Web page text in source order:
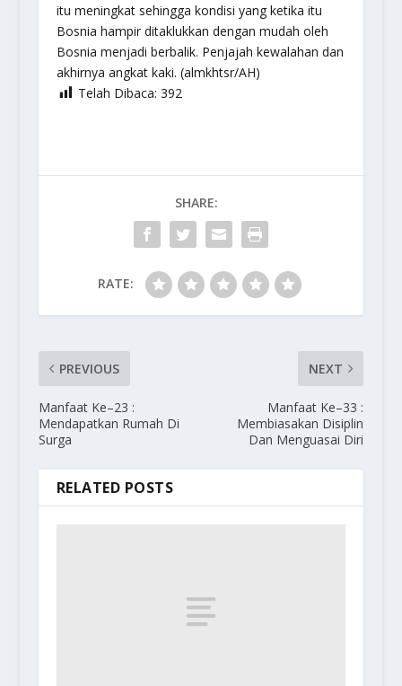
itu meningkat sehingga kondisi yang ketika itu
Bosnia hampir ditaklukkan dengan mudah oleh
Bosnia menjadi berbalik. Penjajah kewalahan dan
akhirnya angkat kaki. (almkhtsr/AH)
Telah Dibaca: 392
SHARE:
RATE:
PREVIOUS
Manfaat Ke–23 :
Mendapatkan Rumah Di
Surga
NEXT
Manfaat Ke–33 :
Membiasakan Disiplin
Dan Menguasai Diri
RELATED POSTS